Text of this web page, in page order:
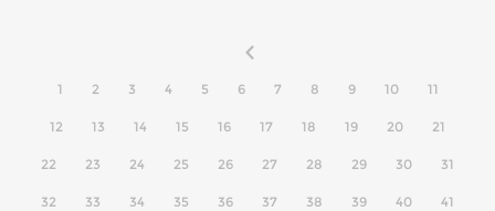
1 2 3 4 5 6 7 8 9 10 11
12 13 14 15 16 17 18 19 20 21
22 23 24 25 26 27 28 29 30 31
32 33 34 35 36 37 38 39 40 41